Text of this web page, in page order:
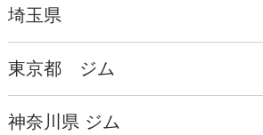
埼玉県
東京都 ジム
神奈川県 ジム